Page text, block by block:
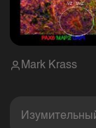
Mark Krass